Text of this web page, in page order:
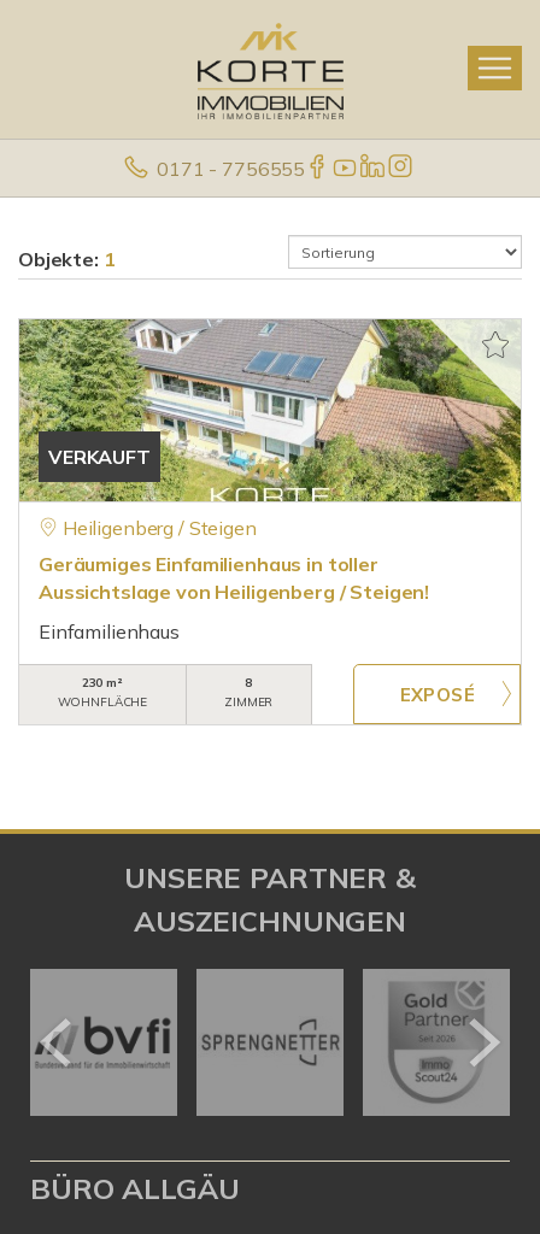
0171 - 7756555
Objekte: 1
VERKAUFT
Heiligenberg / Steigen
Geräumiges Einfamilienhaus in toller
Aussichtslage von Heiligenberg / Steigen!
Einfamilienhaus
230 m²
WOHNFLÄCHE
8
ZIMMER
UNSERE PARTNER &
AUSZEICHNUNGEN
BÜRO ALLGÄU